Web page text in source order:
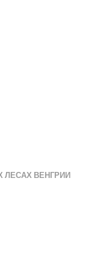
ЛЕСАХ ВЕНГРИИ